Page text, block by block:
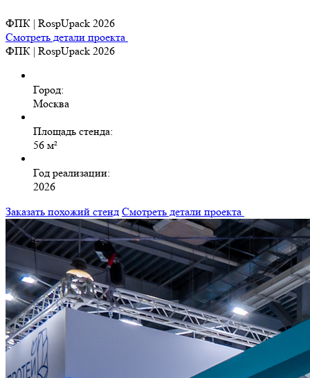
ФПК | RospUpack 2026
Смотреть детали проекта
ФПК | RospUpack 2026
Город:
Москва
Площадь стенда:
56 м²
Год реализации:
2026
Заказать похожий стенд Смотреть детали проекта